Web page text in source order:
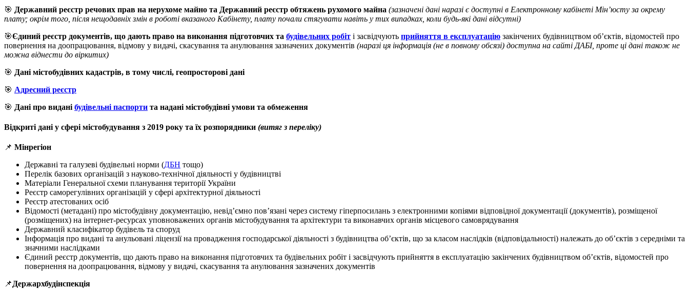
🎯 Державний реєстр речових прав на нерухоме майно та Державний реєстр обтяжень рухомого майна (зазначені дані наразі є доступні в Електронному кабінеті Мін’юсту за окрему
плату; окрім того, після нещодавніх змін в роботі вказаного Кабінету, плату почали стягувати навіть у тих випадках, коли будь-які дані відсутні)
🎯Єдиний реєстр документів, що дають право на виконання підготовчих та будівельних робіт і засвідчують прийняття в експлуатацію закінчених будівництвом об’єктів, відомостей про
повернення на доопрацювання, відмову у видачі, скасування та анулювання зазначених документів (наразі ця інформація (не в повному обсязі) доступна на сайті ДАБІ, проте ці дані також не
можна віднести до віркитих)
🎯 Дані містобудівних кадастрів, в тому числі, геопросторові дані
🎯 Адресний реєстр
🎯 Дані про видані будівельні паспорти та надані містобудівні умови та обмеження
Відкриті дані у сфері містобудування з 2019 року та їх розпорядники (витяг з переліку)
📌 Мінрегіон
Державні та галузеві будівельні норми (ДБН тощо)
Перелік базових організацій з науково-технічної діяльності у будівництві
Матеріали Генеральної схеми планування території України
Реєстр саморегулівних організацій у сфері архітектурної діяльності
Реєстр атестованих осіб
Відомості (метадані) про містобудівну документацію, невід’ємно пов’язані через систему гіперпосилань з електронними копіями відповідної документації (документів), розміщеної
(розміщених) на інтернет-ресурсах уповноважених органів містобудування та архітектури та виконавчих органів місцевого самоврядування
Державний класифікатор будівель та споруд
Інформація про видані та анульовані ліцензії на провадження господарської діяльності з будівництва об’єктів, що за класом наслідків (відповідальності) належать до об’єктів з середніми та
значними наслідками
Єдиний реєстр документів, що дають право на виконання підготовчих та будівельних робіт і засвідчують прийняття в експлуатацію закінчених будівництвом об’єктів, відомостей про
повернення на доопрацювання, відмову у видачі, скасування та анулювання зазначених документів
📌 Держархбудінспекція